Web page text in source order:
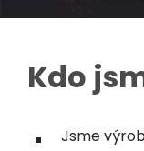
Kdo
Jsme